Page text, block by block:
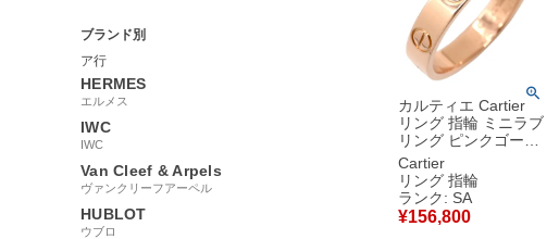
ブランド別
ア行
HERMES
エルメス
IWC
IWC
Van Cleef & Arpels
ヴァンクリーフアーペル
HUBLOT
ウブロ
カルティエ Cartier
リング 指輪 ミニラブ
リング ピンクゴール
ド #49(JP9) スモー
ルモデル LOVE Ring
18K 750PG 9号
B4085200 【中古】
新品同様品
Cartier
リング 指輪
ランク: SA
¥156,800